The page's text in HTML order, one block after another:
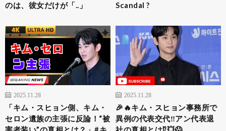
のは、彼女だけが「..」
Scandal ?
2025.11.28
「キム・スヒョン側、キム・
セロン遺族の主張に反論！“被
2025.11.28
🎉🔥キム・スヒョン事務所で
異例の代表交代‼アン代表退